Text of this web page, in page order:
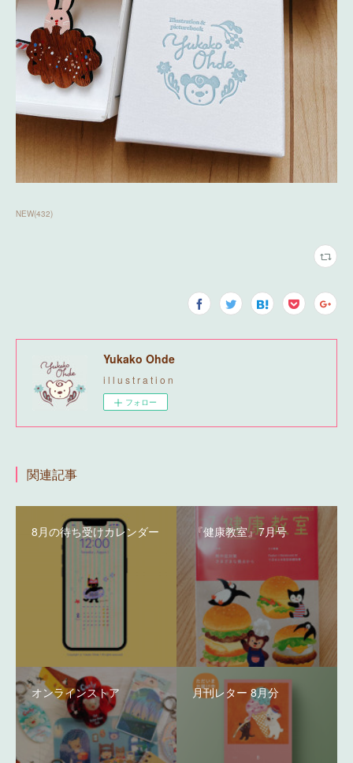
NEW(432)
Yukako Ohde
i l l u s t r a t i o n
フォロー
関連記事
8月の待ち受けカレンダー 『健康教室』7月号
オンラインストア 月刊レター 8月分